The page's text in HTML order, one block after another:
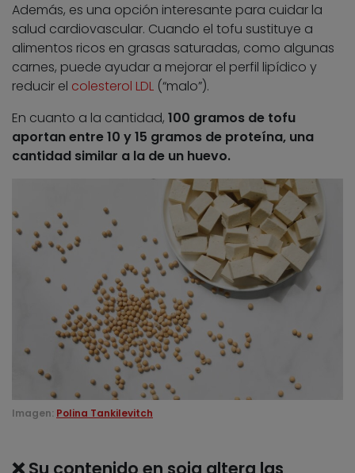
Además, es una opción interesante para cuidar la
salud cardiovascular. Cuando el tofu sustituye a
alimentos ricos en grasas saturadas, como algunas
carnes, puede ayudar a mejorar el perfil lipídico y
reducir el colesterol LDL (“malo”).
En cuanto a la cantidad, 100 gramos de tofu
aportan entre 10 y 15 gramos de proteína, una
cantidad similar a la de un huevo.
Imagen: Polina Tankilevitch